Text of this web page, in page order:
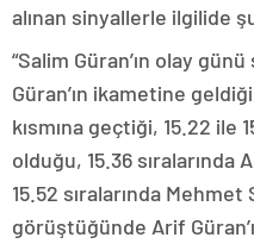
alınan sinyallerle ilgilide
“Salim Güran’ın olay
Güran’ın ikametine
kısmına geçtiği, 15.22 ile
olduğu, 15.36 sıralarında
15.52 sıralarında
görüştüğünde Arif